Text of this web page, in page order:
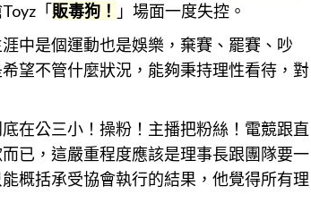
「販毒狗！ 」場面一度失控。
中是個運動也是娛樂，棄賽、罷賽、吵
望不管什麼狀況，能夠秉持理性看待，對
在公三小！操粉！主播把粉絲！電競跟直
已，這嚴重程度應該是理事長跟團隊要一
概括承受協會執行的結果，他覺得所有理